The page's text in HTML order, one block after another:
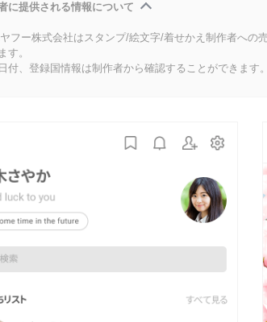
に提供される情報について
フー株式会社はスタンプ/絵文字/着せかえ制作者への
す。
付、登録国情報は制作者から確認することができます